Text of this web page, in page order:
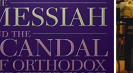
הנחת אתר ספר מודפס